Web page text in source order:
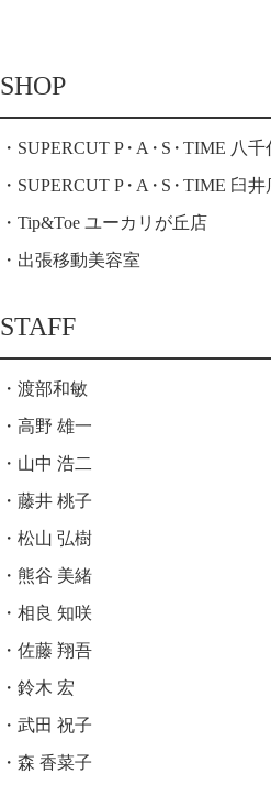
SHOP
SUPERCUT P・ A・ S・ TIME 八千
SUPERCUT P・ A・ S・ TIME 臼井
Tip&Toe ユーカリが丘店
出張移動美容室
STAFF
渡部和敏
高野 雄一
山中 浩二
藤井 桃子
松山 弘樹
熊谷 美緒
相良 知咲
佐藤 翔吾
鈴木 宏
武田 祝子
森 香菜子